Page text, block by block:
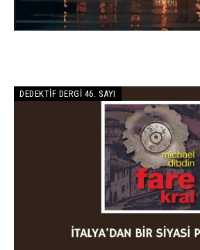
DEDEKTIF DERGI 46. SAYI